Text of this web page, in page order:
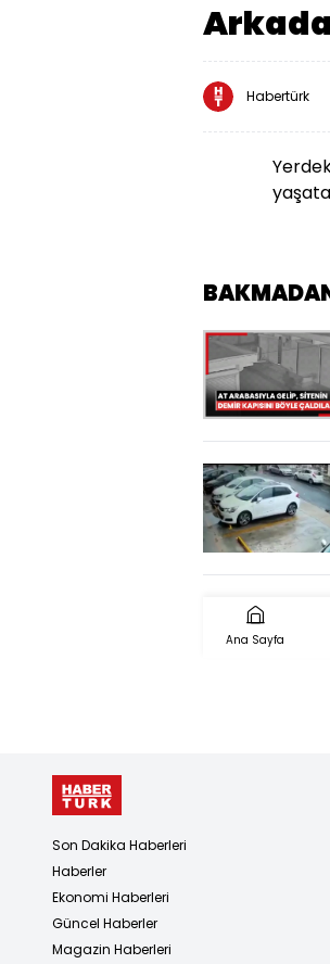
Habertürk
Ana Sayfa
Son Dakika Haberleri
Haberler
Ekonomi Haberleri
Güncel Haberler
Magazin Haberleri